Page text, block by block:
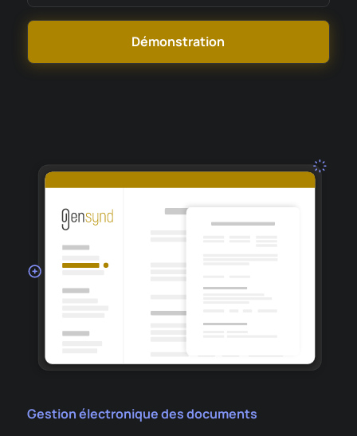
Démonstration
Gestion électronique des documents